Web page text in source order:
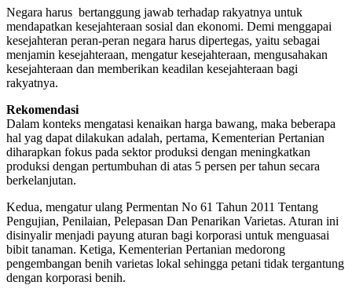
Negara harus bertanggung jawab terhadap rakyatnya untuk
mendapatkan kesejahteraan sosial dan ekonomi. Demi menggapai
kesejahteran peran-peran negara harus dipertegas, yaitu sebagai
menjamin kesejahteraan, mengatur kesejahteraan, mengusahakan
kesejahteraan dan memberikan keadilan kesejahteraan bagi
rakyatnya.
Rekomendasi
Dalam konteks mengatasi kenaikan harga bawang, maka beberapa
hal yag dapat dilakukan adalah, pertama, Kementerian Pertanian
diharapkan fokus pada sektor produksi dengan meningkatkan
produksi dengan pertumbuhan di atas 5 persen per tahun secara
berkelanjutan.
Kedua, mengatur ulang Permentan No 61 Tahun 2011 Tentang
Pengujian, Penilaian, Pelepasan Dan Penarikan Varietas. Aturan ini
disinyalir menjadi payung aturan bagi korporasi untuk menguasai
bibit tanaman. Ketiga, Kementerian Pertanian medorong
pengembangan benih varietas lokal sehingga petani tidak tergantung
dengan korporasi benih.